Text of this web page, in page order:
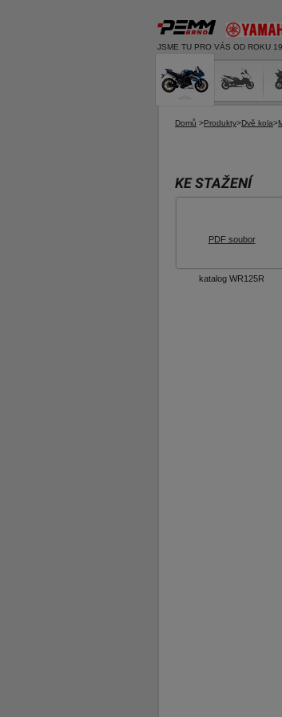
JSME TU PRO VÁS OD ROKU
Domů >Produkty>Dvě kola>
KE STAŽENÍ
PDF soubor
katalog WR125R